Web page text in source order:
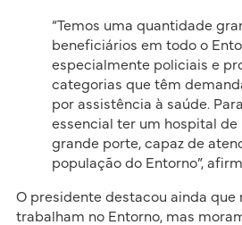
“Temos uma quantidade
beneficiários em todo o
especialmente policiais e
categorias que têm
por assistência à saúde.
essencial ter um hospital de
grande porte, capaz de
população do Entorno”,
O presidente destacou ainda
trabalham no Entorno, mas